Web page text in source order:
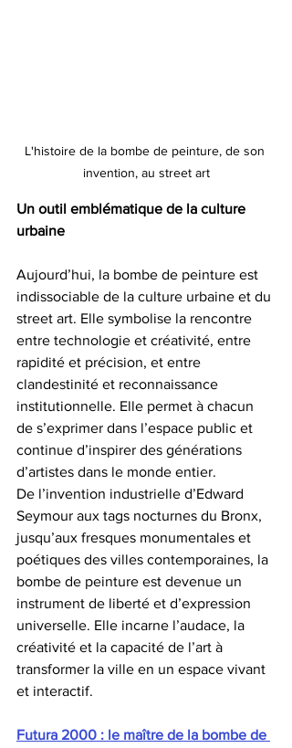
L'histoire de la bombe de peinture, de son
invention, au street art
Un outil emblématique de la culture
urbaine
Aujourd’hui, la bombe de peinture est
indissociable de la culture urbaine et du
street art. Elle symbolise la rencontre
entre technologie et créativité, entre
rapidité et précision, et entre
clandestinité et reconnaissance
institutionnelle. Elle permet à chacun
de s’exprimer dans l’espace public et
continue d’inspirer des générations
d’artistes dans le monde entier.
De l’invention industrielle d’Edward
Seymour aux tags nocturnes du Bronx,
jusqu’aux fresques monumentales et
poétiques des villes contemporaines, la
bombe de peinture est devenue un
instrument de liberté et d’expression
universelle. Elle incarne l’audace, la
créativité et la capacité de l’art à
transformer la ville en un espace vivant
et interactif.
Futura 2000 : le maître de la bombe de